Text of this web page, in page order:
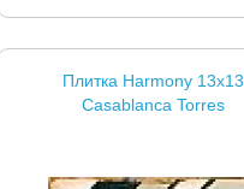
Плитка Harmony 13x13
Casablanca Torres